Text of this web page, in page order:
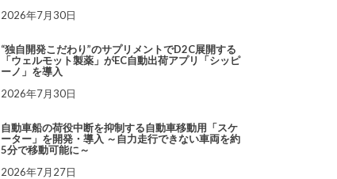
2026年7月30日
“独自開発こだわり”のサプリメントでD2C展開する
「ウェルモット製薬」がEC自動出荷アプリ「シッピ
ーノ」を導入
2026年7月30日
自動車船の荷役中断を抑制する自動車移動用「スケ
ーター」を開発・導入 ～自力走行できない車両を約
5分で移動可能に～
2026年7月27日